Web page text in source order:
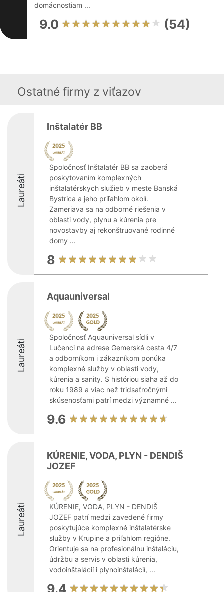
domácnostiam ...
9.0 (54)
Ostatné firmy z viťazov
Laureáti
Inštalatér BB
Spoločnosť Inštalatér BB sa zaoberá
poskytovaním komplexných
inštalatérskych služieb v meste Banská
Bystrica a jeho priľahlom okolí.
Zameriava sa na odborné riešenia v
oblasti vody, plynu a kúrenia pre
novostavby aj rekonštruované rodinné
domy ...
8
Laureáti
Aquauniversal
Spoločnosť Aquauniversal sídli v
Lučenci na adrese Gemerská cesta 4/7
a odborníkom i zákazníkom ponúka
komplexné služby v oblasti vody,
kúrenia a sanity. S históriou siaha až do
roku 1989 a viac než tridsaťročnými
skúsenosťami patrí medzi významné ...
9.6
Laureáti
KÚRENIE, VODA, PLYN - DENDIŠ
JOZEF
KÚRENIE, VODA, PLYN - DENDIŠ
JOZEF patrí medzi zavedené firmy
poskytujúce komplexné inštalatérske
služby v Krupine a priľahlom regióne.
Orientuje sa na profesionálnu inštaláciu,
údržbu a servis v oblasti kúrenia,
vodoinštalácií i plynoinštalácií, ...
9.4